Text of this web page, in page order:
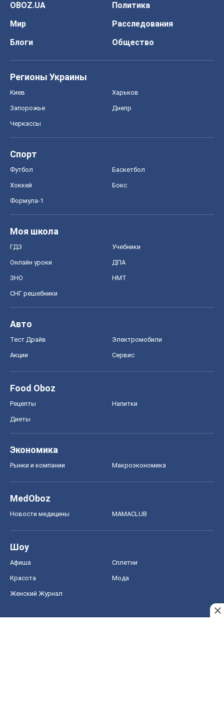
OBOZ.UA
Политика
Мир
Расследования
Блоги
Общество
Регионы Украины
Киев Харьков
Запорожье Днепр
Черкассы
Спорт
Футбол Баскетбол
Хоккей Бокс
Формула-1
Моя школа
ГДЗ Учебники
Онлайн уроки ДПА
ЗНО НМТ
СНГ решебники
Авто
Тест Драйв Электромобили
Акции Сервис
Food Oboz
Рецепты Напитки
Диеты
Экономика
Рынки и компании Mакроэкономика
MedOboz
Новости медицины MAMACLUB
Шоу
Афиша Сплетни
Красота Мода
Женский Журнал